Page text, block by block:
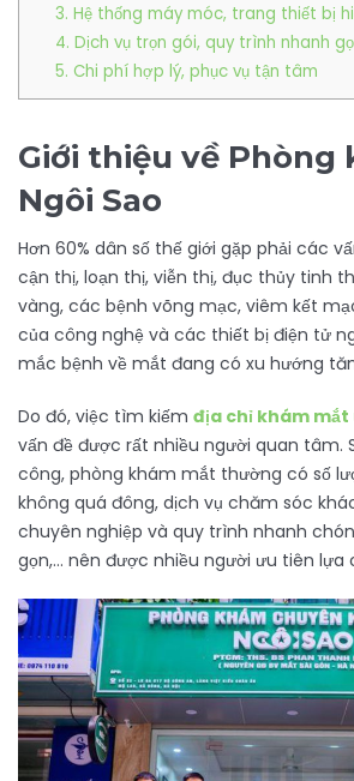
3. Hệ thống máy móc, trang thiết bị
4. Dịch vụ trọn gói, quy trình nhanh
5. Chi phí hợp lý, phục vụ tận tâm
Giới thiệu về Phòng
Ngôi Sao
Hơn 60% dân số thế giới gặp phải các
cận thị, loạn thị, viễn thị, đục thủy tinh
vàng, các bệnh võng mạc, viêm kết
của công nghệ và các thiết bị điện tử
mắc bệnh về mắt đang có xu hướng
Do đó, việc tìm kiếm địa chỉ khám mắt
vấn đề được rất nhiều người quan tâm.
công, phòng khám mắt thường có số
không quá đông, dịch vụ chăm sóc
chuyên nghiệp và quy trình nhanh
gọn,… nên được nhiều người ưu tiên lựa